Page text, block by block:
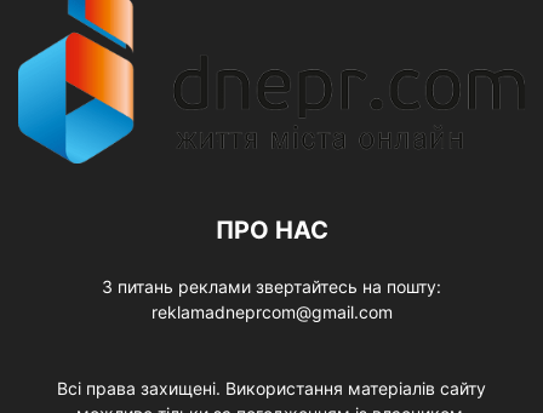
ПРО НАС
З питань реклами звертайтесь на пошту:
reklamadneprcom@gmail.com
Всі права захищені. Використання матеріалів сайту